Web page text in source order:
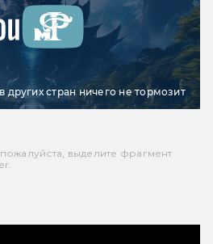
других стран ничего не тормозит
выделите фрагмент